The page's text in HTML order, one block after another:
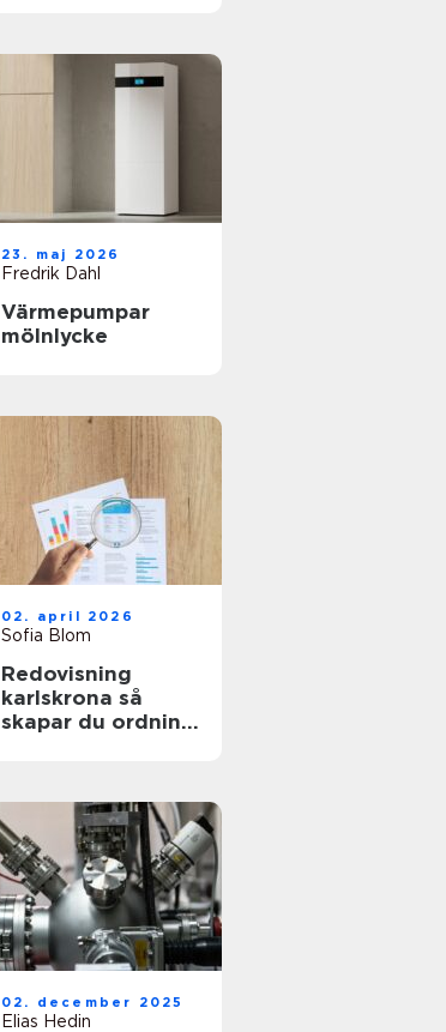
23. maj 2026
Fredrik Dahl
Värmepumpar
mölnlycke
02. april 2026
Sofia Blom
Redovisning
karlskrona så
skapar du ordning
02. december 2025
Elias Hedin